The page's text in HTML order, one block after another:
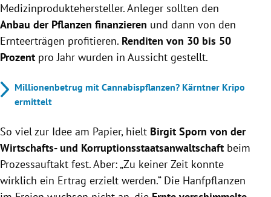
Medizinproduktehersteller. Anleger sollten den
Anbau der Pflanzen finanzieren und dann von den
Ernteerträgen profitieren. Renditen von 30 bis 50
Prozent pro Jahr wurden in Aussicht gestellt.
Millionenbetrug mit Cannabispflanzen? Kärntner Kripo
ermittelt
So viel zur Idee am Papier, hielt Birgit Sporn von der
Wirtschafts- und Korruptionsstaatsanwaltschaft beim
Prozessauftakt fest. Aber: „Zu keiner Zeit konnte
wirklich ein Ertrag erzielt werden.“ Die Hanfpflanzen